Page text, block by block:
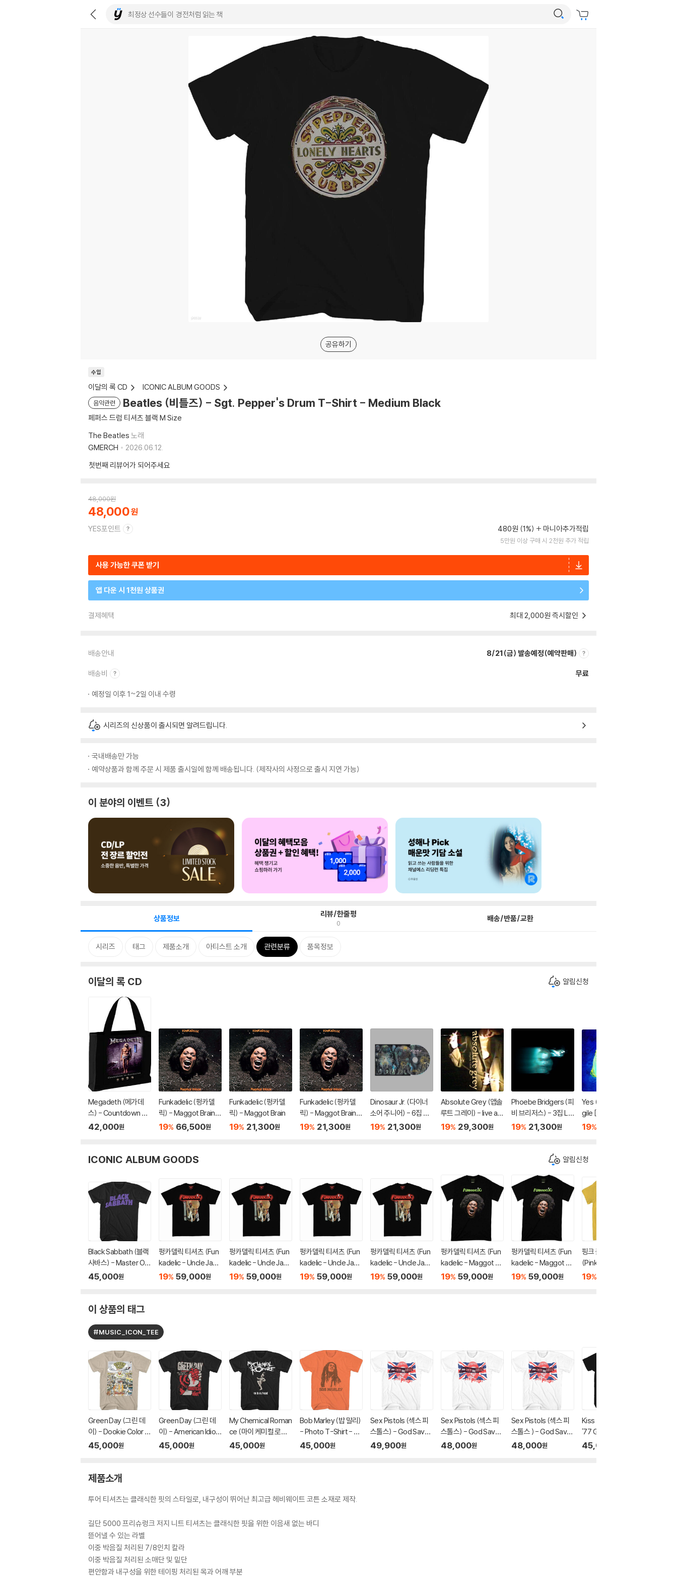
공유하기
수입
이달의 록 CD ICONIC ALBUM GOODS
음악관련 Beatles (비틀즈) - Sgt. Pepper's Drum T-Shirt - Medium Black
페퍼스 드럼 티셔츠 블랙 M Size
The Beatles 노래
GMERCH
2026.06.12.
첫번째 리뷰어가 되어주세요
48,000원
48,000
YES포인트 480원 (1%) 마니아추가적립
5만원 이상 구매 시 2천원 추가 적립
사용 가능한 쿠폰 받기
앱 다운 시 1천원 상품권
결제혜택 최대 2,000원 즉시할인
배송안내 8/21(금) 발송예정(예약판매)
배송비 무료
예정일 이후 1~2일 이내 수령
시리즈의 신상품이 출시되면 알려드립니다.
국내배송만 가능
예약상품과 함께 주문 시 제품 출시일에 함께 배송됩니다. (제작사의 사정으로 출시 지연 가능)
이 분야의 이벤트 3
상품정보 리뷰/한줄평
0 배송/반품/교환
시리즈 태그 제품소개 아티스트 소개 관련분류 품목정보
이달의 록 CD 알림신청
Megadeth (메가데
스) - Countdown To
Extinction 캔버스 쇼
42,000원
Funkadelic (펑카델
릭) - Maggot Brain
[SACD Hybrid]
19% 66,500원
Funkadelic (펑카델
릭) - Maggot Brain
19% 21,300원
Funkadelic (펑카델
릭) - Maggot Brain
[카세트테이프]
19% 21,300원
Dinosaur Jr. (다이너
소어 주니어) - 6집 Th
ere Near
19% 21,300원
Absolute Grey (앱솔
루트 그레이) - live at
CBGB's 1985
19% 29,300원
Phoebe Bridgers (피
비 브리저스) - 3집 Lo
st Weekend
19% 21,300원
Yes (예스) - 4집 Fra
gile [UHQCD x MQA
-CD]
19%
ICONIC ALBUM GOODS 알림신청
Black Sabbath (블랙
사바스) - Master Of
Reality T-shirt - XL
45,000원
펑카델릭 티셔츠 (Fun
kadelic - Uncle Jam
Peacock Chair - He
19% 59,000원
펑카델릭 티셔츠 (Fun
kadelic - Uncle Jam
Peacock Chair - He
19% 59,000원
펑카델릭 티셔츠 (Fun
kadelic - Uncle Jam
Peacock Chair - He
19% 59,000원
펑카델릭 티셔츠 (Fun
kadelic - Uncle Jam
Peacock Chair - He
19% 59,000원
펑카델릭 티셔츠 (Fun
kadelic - Maggot Br
ain Album Cover - H
19% 59,000원
펑카델릭 티셔츠 (Fun
kadelic - Maggot Br
ain Album Cover - H
19% 59,000원
핑크 플로이드 티셔츠
(Pink Floyd - Pomp
eii Vintage Concert
19%
이 상품의 태그
#MUSIC_ICON_TEE
Green Day (그린 데
이) - Dookie Color S
cene T-Shirt - Medi
45,000원
Green Day (그린 데
이) - American Idiot
Hysteria T-Shirt - 2
45,000원
My Chemical Roman
ce (마이 케미컬 로맨
스) - Black Parade B
45,000원
Bob Marley (밥 말리)
- Photo T-Shirt - M
edium Orange
45,000원
Sex Pistols (섹스 피
스톨스) - God Save
The Queen T-Shirt
49,900원
Sex Pistols (섹스 피
스톨스) - God Save
The Queen T-Shirt
48,000원
Sex Pistols (섹스 피
스톨스 ) - God Save
The Queen T-Shirt
48,000원
Kiss (키스) - US Tour
'77 Gradient T-Shirt
- XL Black
45,000
제품소개
투어 티셔츠는 클래식한 핏의 스타일로, 내구성이 뛰어난 최고급 헤비웨이트 코튼 소재로 제작.
길단 5000 프리슈렁크 저지 니트 티셔츠는 클래식한 핏을 위한 이음새 없는 바디
뜯어낼 수 있는 라벨
이중 박음질 처리된 7/8인치 칼라
이중 박음질 처리된 소매단 및 밑단
편안함과 내구성을 위한 테이핑 처리된 목과 어깨 부분